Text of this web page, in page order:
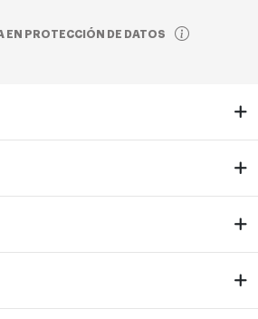
EN PROTECCIÓN DE DATOS